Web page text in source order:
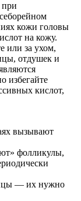
при
кожи головы
на кожу.
или за ухом,
отдушек и
избегайте
кислот,
вызывают
фолликулы,
— их нужно